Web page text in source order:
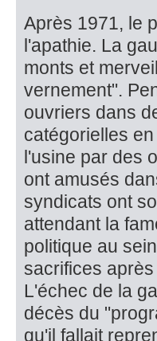
Après 1971, le
l'apathie. La
monts et
vernement".
ouvriers dans
catégorielles
l'usine par des
ont amusés
syndicats ont
attendant la
politique au
sacrifices
L'échec de la
décès du
qu'il fallait